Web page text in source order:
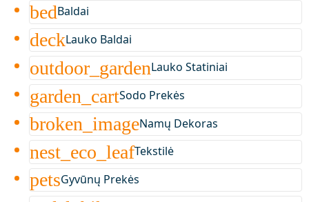
bedBaldai
deckLauko Baldai
outdoor_gardenLauko Statiniai
garden_cartSodo Prekės
broken_imageNamų Dekoras
nest_eco_leafTekstilė
petsGyvūnų Prekės